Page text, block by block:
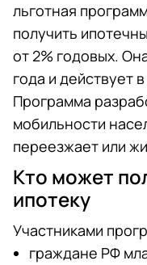
льготная
получить
от 2% годовых.
года и действует
Программа
мобильности
переезжает или
Кто может
ипотеку
Участниками
граждане РФ